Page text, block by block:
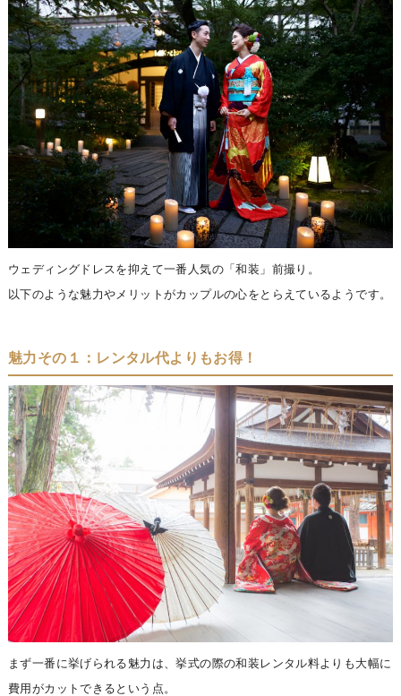
ウェディングドレスを抑えて一番人気の「和装」前撮り。
以下のような魅力やメリットがカップルの心をとらえているようです。
魅力その１：レンタル代よりもお得！
まず一番に挙げられる魅力は、挙式の際の和装レンタル料よりも大幅に
費用がカットできるという点。